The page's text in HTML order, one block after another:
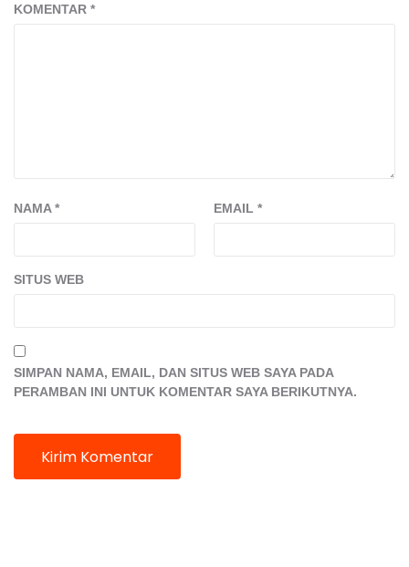
KOMENTAR *
NAMA* EMAIL *
SITUS WEB
SIMPAN NAMA, EMAIL, DAN SITUS WEB SAYA PADA
PERAMBAN INI UNTUK KOMENTAR SAYA BERIKUTNYA.